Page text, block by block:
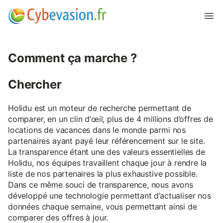
Comment ça marche ?
Chercher
Holidu est un moteur de recherche permettant de
comparer, en un clin d’œil, plus de 4 millions d’offres de
locations de vacances dans le monde parmi nos
partenaires ayant payé leur référencement sur le site.
La transparence étant une des valeurs essentielles de
Holidu, nos équipes travaillent chaque jour à rendre la
liste de nos partenaires la plus exhaustive possible.
Dans ce même souci de transparence, nous avons
développé une technologie permettant d’actualiser nos
données chaque semaine, vous permettant ainsi de
comparer des offres à jour.